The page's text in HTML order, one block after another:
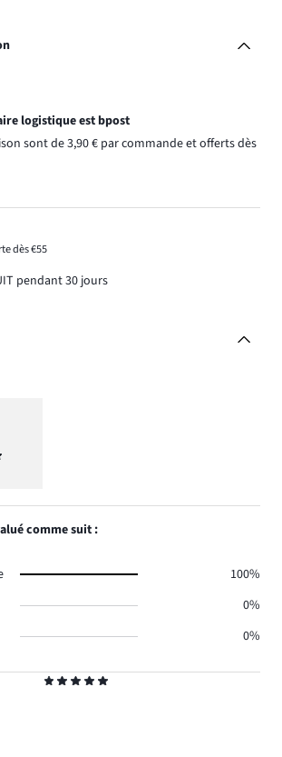
logistique est bpost
sont de 3,90 € par commande et offerts dès
dès €55
pendant 30 jours
comme suit :
100%
0%
0%